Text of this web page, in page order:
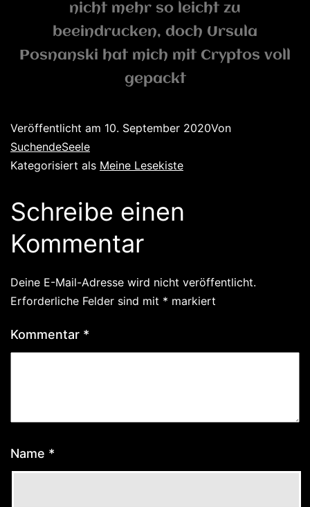
nicht mehr so leicht zu
beeindrucken, doch Ursula
Posnanski hat mich mit Cryptos voll
gepackt
Veröffentlicht am 10. September 2020Von
SuchendeSeele
Kategorisiert als Meine Lesekiste
Schreibe einen
Kommentar
Deine E-Mail-Adresse wird nicht veröffentlicht.
Erforderliche Felder sind mit * markiert
Kommentar *
Name *